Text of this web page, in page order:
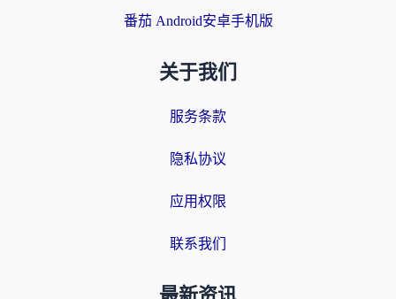
番茄 Android安卓手机版
关于我们
服务条款
隐私协议
应用权限
联系我们